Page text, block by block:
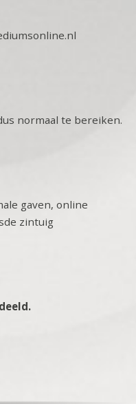
normaal te bereiken.
gaven, online
zintuig